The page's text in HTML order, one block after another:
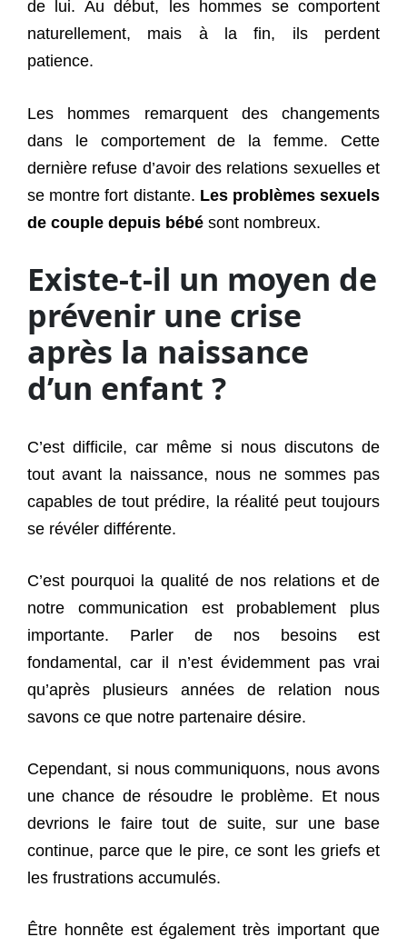
de lui. Au début, les hommes se comportent
naturellement, mais à la fin, ils perdent
patience.
Les hommes remarquent des changements
dans le comportement de la femme. Cette
dernière refuse d’avoir des relations sexuelles et
se montre fort distante. Les problèmes sexuels
de couple depuis bébésont nombreux.
Existe-t-il un moyen de
prévenir une crise
après la naissance
d’un enfant ?
C’est difficile, car même si nous discutons de
tout avant la naissance, nous ne sommes pas
capables de tout prédire, la réalité peut toujours
se révéler différente.
C’est pourquoi la qualité de nos relations et de
notre communication est probablement plus
importante. Parler de nos besoins est
fondamental, car il n’est évidemment pas vrai
qu’après plusieurs années de relation nous
savons ce que notre partenaire désire.
Cependant, si nous communiquons, nous avons
une chance de résoudre le problème. Et nous
devrions le faire tout de suite, sur une base
continue, parce que le pire, ce sont les griefs et
les frustrations accumulés.
Être honnête est également très important que